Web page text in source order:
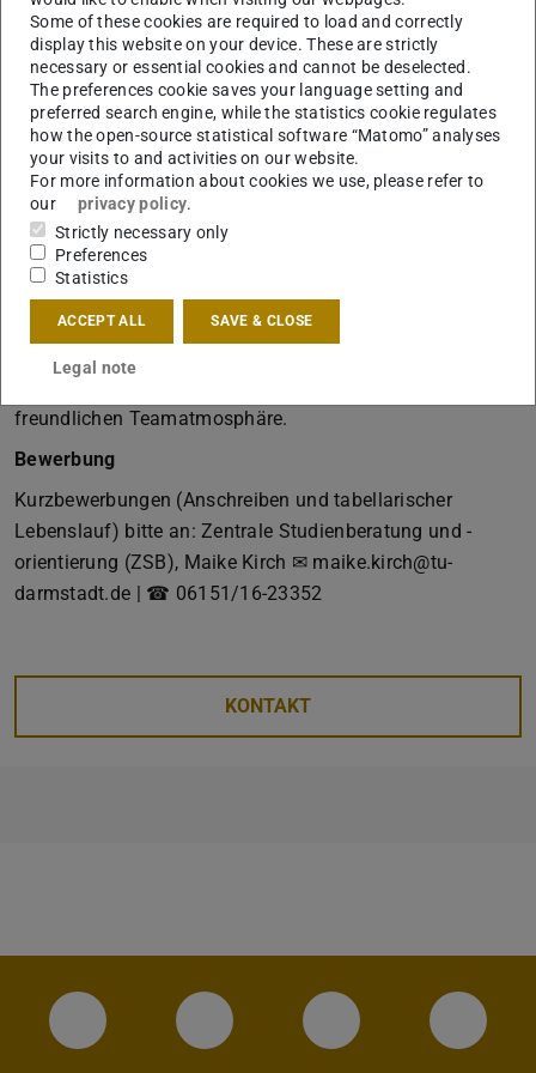
Schüler:innengruppen etwa im Rahmen von
CampusTouren.
Anforderungen
Gesucht werden Studierende mit Interesse an der
Vermittlung von Inhalten für Schüler:innen, einer
eigenverantwortlichen und gewissenhaften Arbeitsweise
sowie ausgeprägter Kommunikationskompetenz und
Freude am Kontakt mit Menschen.
Angebot
Die Stelle bietet eine vergütete didaktische und inhaltliche
Schulung in zwei Modulen, flexible Arbeitszeiten sowie
freundlichen Teamatmosphäre.
Bewerbung
Kurzbewerbungen (Anschreiben und tabellarischer
Lebenslauf) bitte an: Zentrale Studienberatung und -
orientierung (ZSB), Maike Kirch ✉ maike.kirch@tu-
darmstadt.de | ☎ 06151/16-23352
KONTAKT
Instagram-Seite des Fachbereichs
LinkedIn-Profil desFacebook-Seite
Some of these cookies are required to load and correctly
display this website on your device. These are strictly
necessary or essential cookies and cannot be deselected.
The preferences cookie saves your language setting and
preferred search engine, while the statistics cookie regulates
how the open-source statistical software “Matomo” analyses
your visits to and activities on our website.
For more information about cookies we use, please refer to
our
privacy policy.
Strictly necessary only
Preferences
Statistics
ACCEPT ALL SAVE & CLOSE
Legal note